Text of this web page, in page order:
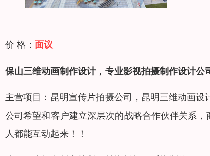
价 格： 面议
保山三维动画制作设计，专业影视拍摄制作设计公
主营项目：昆明宣传片拍摄公司，昆明三维动画
公司希望和客户建立深层次的战略合作伙伴关系
人都能互动起来！！